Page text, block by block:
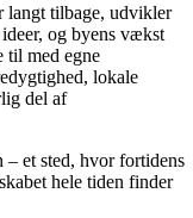
langt tilbage, udvikler
og byens vækst
til med egne
lokale
del af
– et sted, hvor fortidens
hele tiden finder